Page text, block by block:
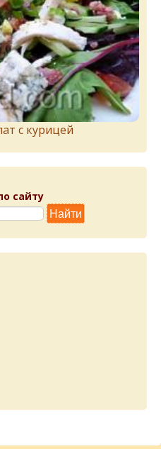
с курицей
сайту